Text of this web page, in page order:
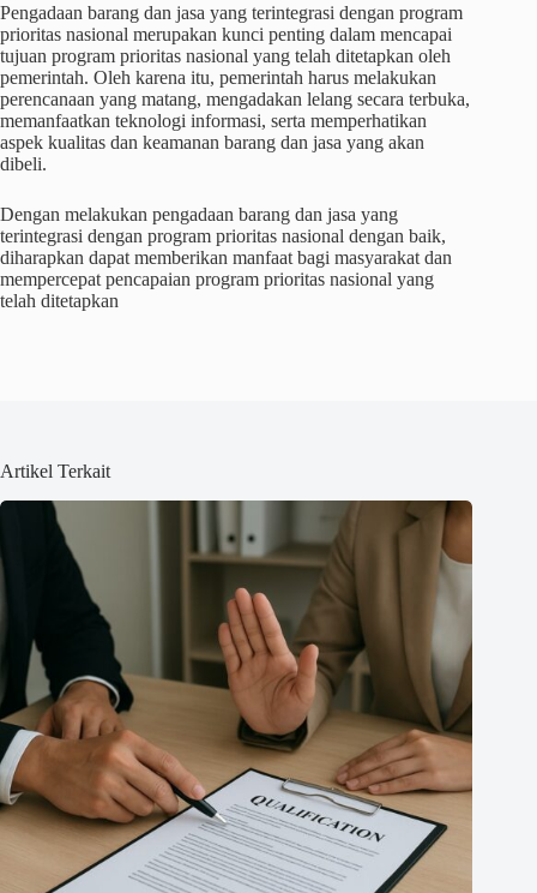
Pengadaan barang dan jasa yang terintegrasi dengan program
prioritas nasional merupakan kunci penting dalam mencapai
tujuan program prioritas nasional yang telah ditetapkan oleh
pemerintah. Oleh karena itu, pemerintah harus melakukan
perencanaan yang matang, mengadakan lelang secara terbuka,
memanfaatkan teknologi informasi, serta memperhatikan
aspek kualitas dan keamanan barang dan jasa yang akan
dibeli.
Dengan melakukan pengadaan barang dan jasa yang
terintegrasi dengan program prioritas nasional dengan baik,
diharapkan dapat memberikan manfaat bagi masyarakat dan
mempercepat pencapaian program prioritas nasional yang
telah ditetapkan
Artikel Terkait